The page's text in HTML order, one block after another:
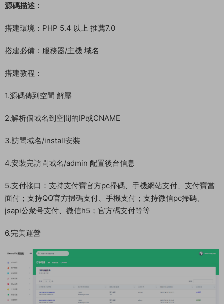
源碼描述：
搭建環境：PHP 5.4 以上 推薦7.0
搭建必備：服務器/主機 域名
搭建教程：
1.源碼傳到空間 解壓
2.解析個域名到空間的IP或CNAME
3.訪問域名/install安裝
4.安裝完訪問域名/admin 配置後台信息
5.支付接口：支持支付寶官方pc掃碼、手機網站支付、支付寶當
面付；支持QQ官方掃碼支付、手機支付；支持微信pc掃碼、
jsapi公衆号支付、微信h5；官方碼支付等等
6.完美運營